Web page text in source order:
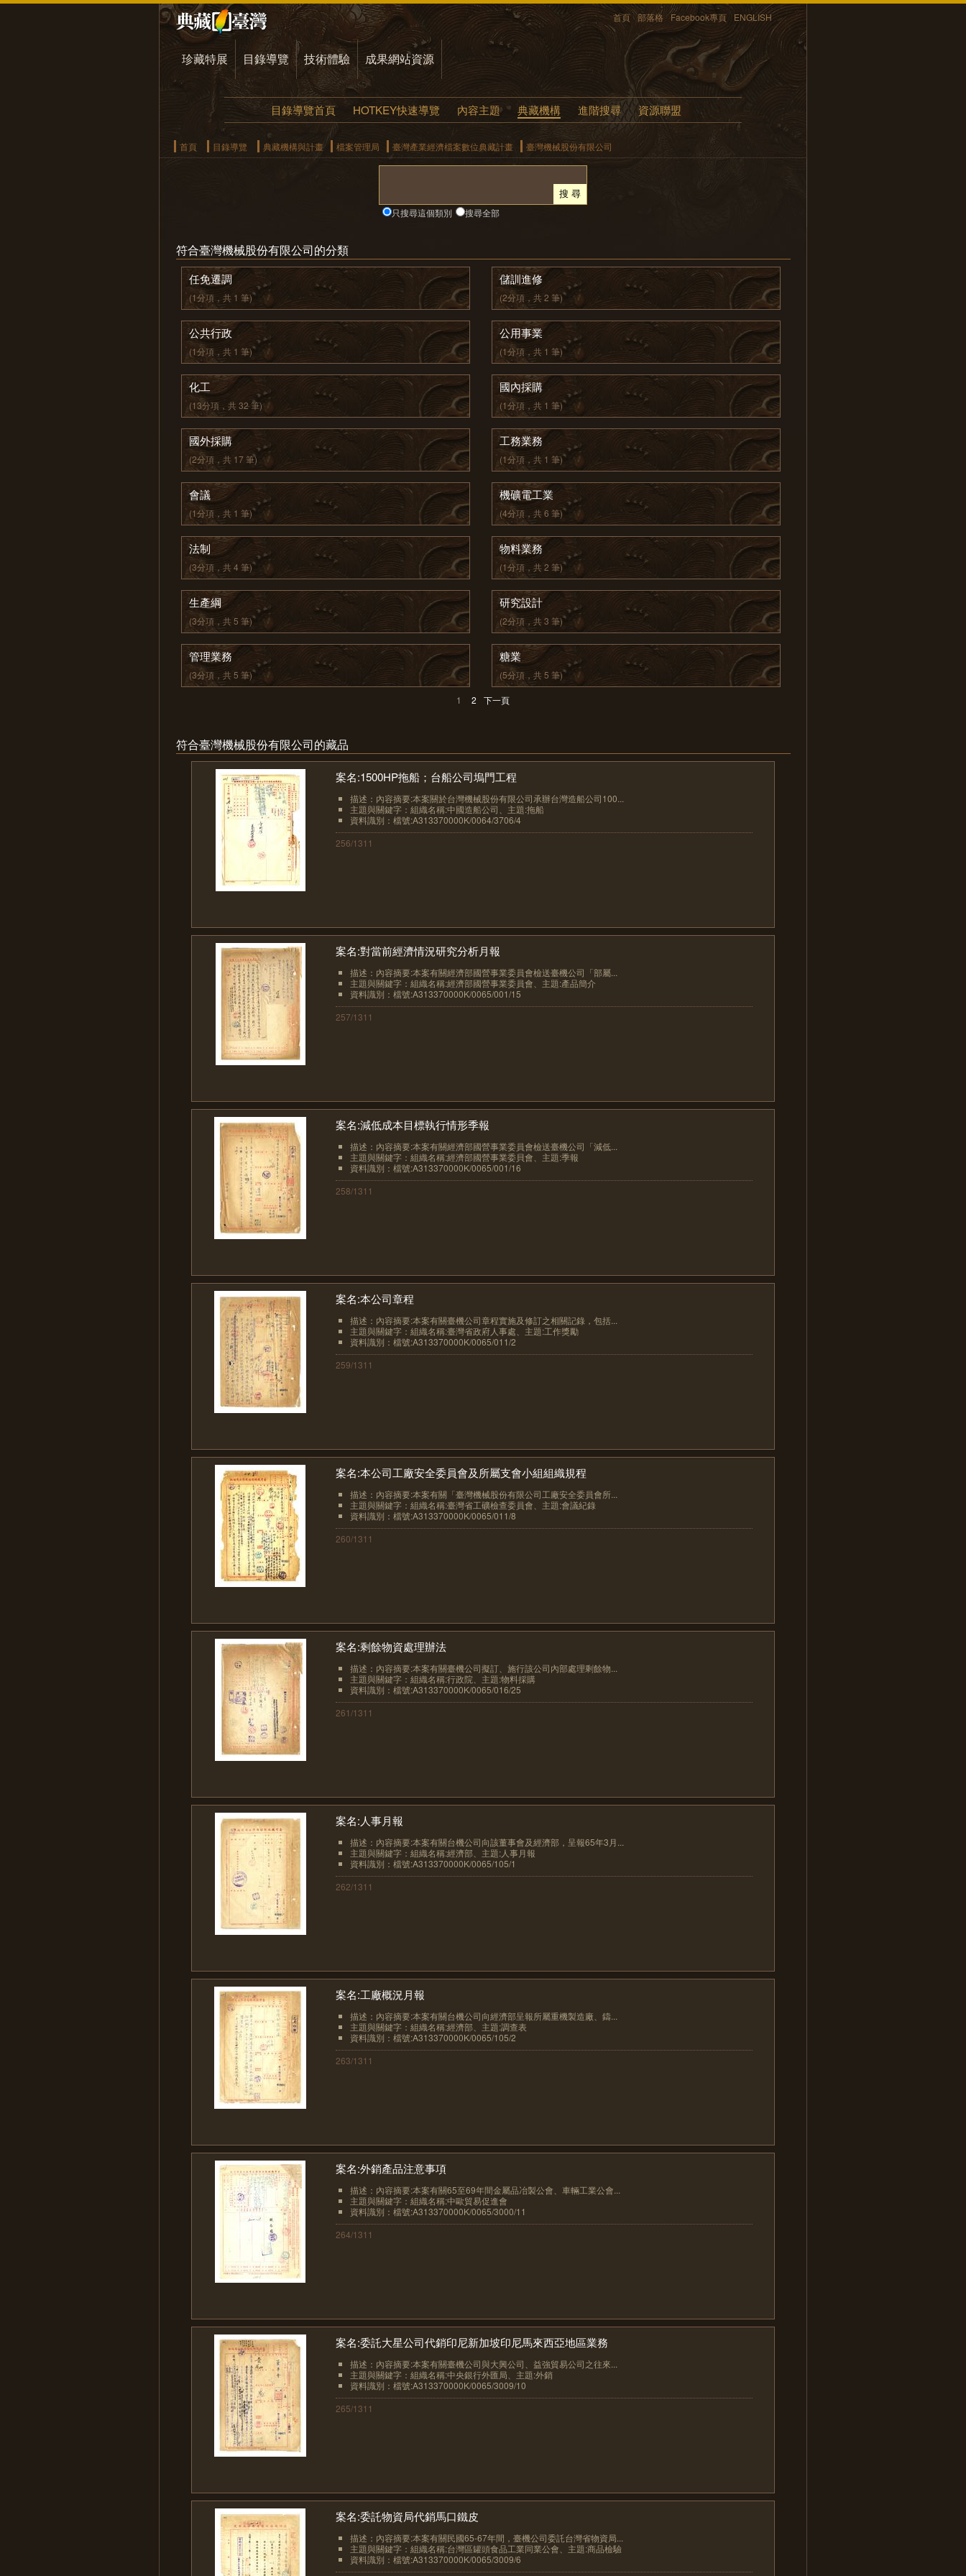
首頁 部落格 Facebook專頁 ENGLISH
珍藏特展 目錄導覽 技術體驗 成果網站資源
目錄導覽首頁 HOTKEY快速導覽 內容主題 典藏機構 進階搜尋 資源聯盟
首頁 目錄導覽 典藏機構與計畫 檔案管理局 臺灣產業經濟檔案數位典藏計畫 臺灣機械股份有限公司
只搜尋這個類別 搜尋全部
符合臺灣機械股份有限公司的分類
任免遷調
(1分項，共 1 筆)
儲訓進修
(2分項，共 2 筆)
公共行政
(1分項，共 1 筆)
公用事業
(1分項，共 1 筆)
化工
(13分項，共 32 筆)
國內採購
(1分項，共 1 筆)
國外採購
(2分項，共 17 筆)
工務業務
(1分項，共 1 筆)
會議
(1分項，共 1 筆)
機礦電工業
(4分項，共 6 筆)
法制
(3分項，共 4 筆)
物料業務
(1分項，共 2 筆)
生產綱
(3分項，共 5 筆)
研究設計
(2分項，共 3 筆)
管理業務
(3分項，共 5 筆)
糖業
(5分項，共 5 筆)
1 2 下一頁
符合臺灣機械股份有限公司的藏品
案名:1500HP拖船；台船公司塢門工程
描述：內容摘要:本案關於台灣機械股份有限公司承辦台灣造船公司100...
主題與關鍵字：組織名稱:中國造船公司、主題:拖船
資料識別：檔號:A313370000K/0064/3706/4
256/1311
案名:對當前經濟情況研究分析月報
描述：內容摘要:本案有關經濟部國營事業委員會檢送臺機公司「部屬...
主題與關鍵字：組織名稱:經濟部國營事業委員會、主題:產品簡介
資料識別：檔號:A313370000K/0065/001/15
257/1311
案名:減低成本目標執行情形季報
描述：內容摘要:本案有關經濟部國營事業委員會檢送臺機公司「減低...
主題與關鍵字：組織名稱:經濟部國營事業委貝會、主題:季報
資料識別：檔號:A313370000K/0065/001/16
258/1311
案名:本公司章程
描述：內容摘要:本案有關臺機公司章程實施及修訂之相關記錄，包括...
主題與關鍵字：組織名稱:臺灣省政府人事處、主題:工作獎勵
資料識別：檔號:A313370000K/0065/011/2
259/1311
案名:本公司工廠安全委員會及所屬支會小組組織規程
描述：內容摘要:本案有關「臺灣機械股份有限公司工廠安全委員會所...
主題與關鍵字：組織名稱:臺灣省工礦檢查委員會、主題:會議紀錄
資料識別：檔號:A313370000K/0065/011/8
260/1311
案名:剩餘物資處理辦法
描述：內容摘要:本案有關臺機公司擬訂、施行該公司內部處理剩餘物...
主題與關鍵字：組織名稱:行政院、主題:物料採購
資料識別：檔號:A313370000K/0065/016/25
261/1311
案名:人事月報
描述：內容摘要:本案有關台機公司向該董事會及經濟部，呈報65年3月...
主題與關鍵字：組織名稱:經濟部、主題:人事月報
資料識別：檔號:A313370000K/0065/105/1
262/1311
案名:工廠概況月報
描述：內容摘要:本案有關台機公司向經濟部呈報所屬重機製造廠、鑄...
主題與關鍵字：組織名稱:經濟部、主題:調查表
資料識別：檔號:A313370000K/0065/105/2
263/1311
案名:外銷產品注意事項
描述：內容摘要:本案有關65至69年間金屬品冶製公會、車輛工業公會...
主題與關鍵字：組織名稱:中歐貿易促進會
資料識別：檔號:A313370000K/0065/3000/11
264/1311
案名:委託大星公司代銷印尼新加坡印尼馬來西亞地區業務
描述：內容摘要:本案有關臺機公司與大興公司、益強貿易公司之往來...
主題與關鍵字：組織名稱:中央銀行外匯局、主題:外銷
資料識別：檔號:A313370000K/0065/3009/10
265/1311
案名:委託物資局代銷馬口鐵皮
描述：內容摘要:本案有關民國65-67年間，臺機公司委託台灣省物資局...
主題與關鍵字：組織名稱:台灣區罐頭食品工業同業公會、主題:商品檢驗
資料識別：檔號:A313370000K/0065/3009/6